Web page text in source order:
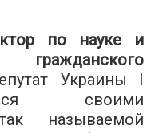
по науке и
гражданского
Украины I
своими
называемой